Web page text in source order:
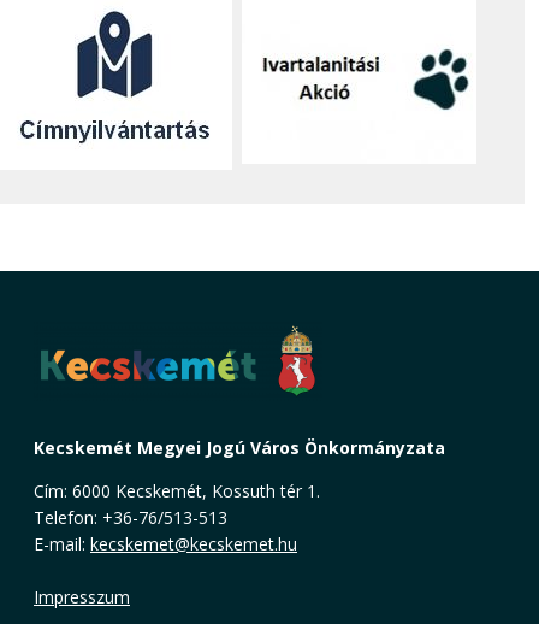
Kecskemét Megyei Jogú Város Önkormányzata
Cím: 6000 Kecskemét, Kossuth tér 1.
Telefon: +36-76/513-513
E-mail: kecskemet@kecskemet.hu
Impresszum